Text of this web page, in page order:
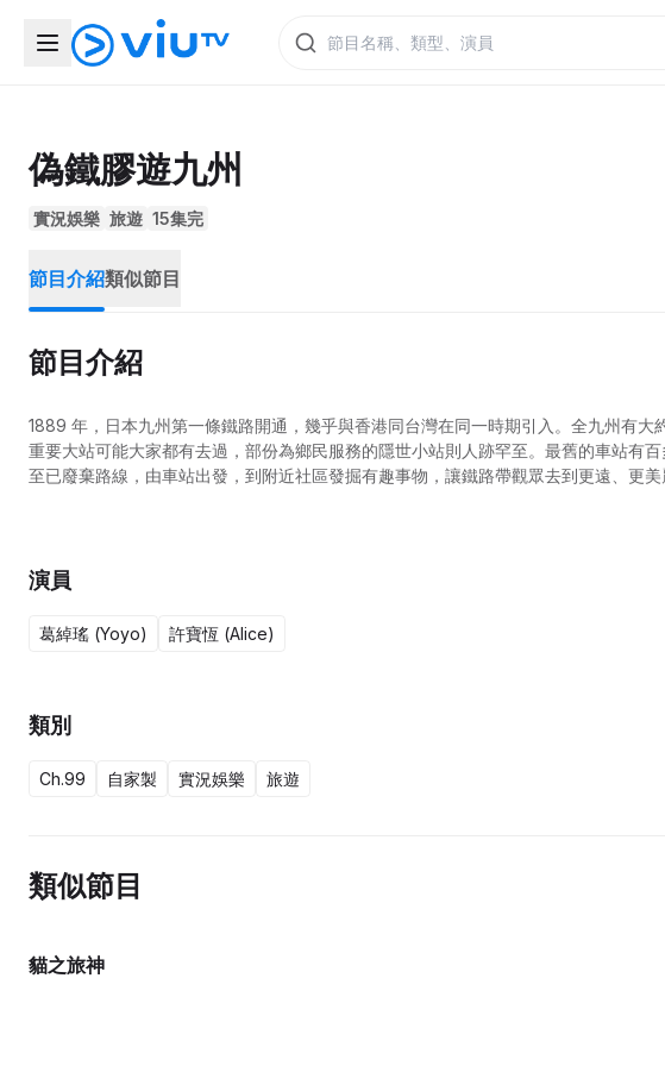
偽鐵膠遊九州
實況娛樂 旅遊 15集完
節目介紹類似節目
節目介紹
1889 年，日本九州第一條鐵路開通，幾乎與香港同台灣在同一時期引入。全九州有
重要大站可能大家都有去過，部份為鄉民服務的隱世小站則人跡罕至。最舊的車站有
至已廢棄路線，由車站出發，到附近社區發掘有趣事物，讓鐵路帶觀眾去到更遠、更美
演員
葛綽瑤 (Yoyo) 許寶恆 (Alice)
類別
Ch.99 自家製 實況娛樂 旅遊
類似節目
貓之旅神